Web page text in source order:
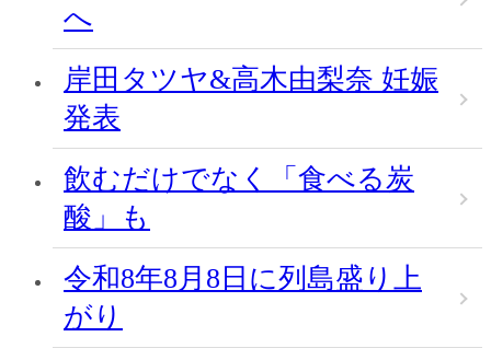
へ
岸田タツヤ&高木由梨奈 妊娠
発表
飲むだけでなく「食べる炭
酸」も
令和8年8月8日に列島盛り上
がり